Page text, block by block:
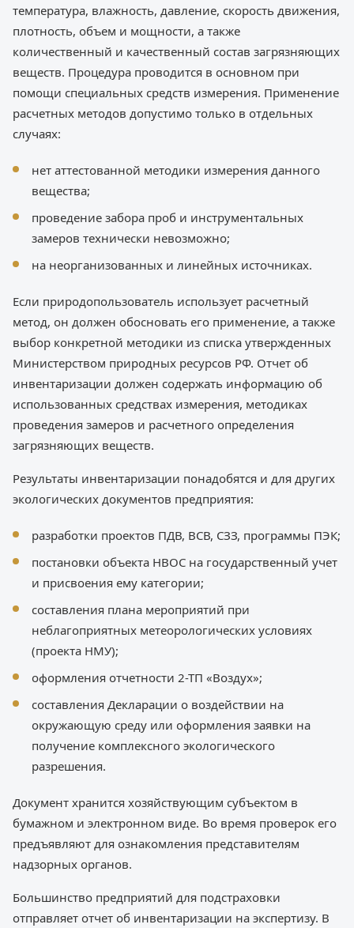
температура, влажность, давление, скорость движения,
плотность, объем и мощности, а также
количественный и качественный состав загрязняющих
веществ. Процедура проводится в основном при
помощи специальных средств измерения. Применение
расчетных методов допустимо только в отдельных
случаях:
нет аттестованной методики измерения данного
вещества;
проведение забора проб и инструментальных
замеров технически невозможно;
на неорганизованных и линейных источниках.
Если природопользователь использует расчетный
метод, он должен обосновать его применение, а также
выбор конкретной методики из списка утвержденных
Министерством природных ресурсов РФ. Отчет об
инвентаризации должен содержать информацию об
использованных средствах измерения, методиках
проведения замеров и расчетного определения
загрязняющих веществ.
Результаты инвентаризации понадобятся и для других
экологических документов предприятия:
разработки проектов ПДВ, ВСВ, СЗЗ, программы ПЭК;
постановки объекта НВОС на государственный учет
и присвоения ему категории;
составления плана мероприятий при
неблагоприятных метеорологических условиях
(проекта НМУ);
оформления отчетности 2-ТП «Воздух»;
составления Декларации о воздействии на
окружающую среду или оформления заявки на
получение комплексного экологического
разрешения.
Документ хранится хозяйствующим субъектом в
бумажном и электронном виде. Во время проверок его
предъявляют для ознакомления представителям
надзорных органов.
Большинство предприятий для подстраховки
отправляет отчет об инвентаризации на экспертизу. В